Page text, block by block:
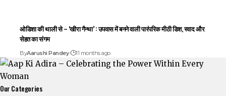
ओडिशा की थाली से – ‘खीरा गैन्था’ : उपवास में बनने वाली पारंपरिक मीठी डिश, स्वाद और
सेहत का संगम
ByAarushi Pandey 11 months ago
Our Categories